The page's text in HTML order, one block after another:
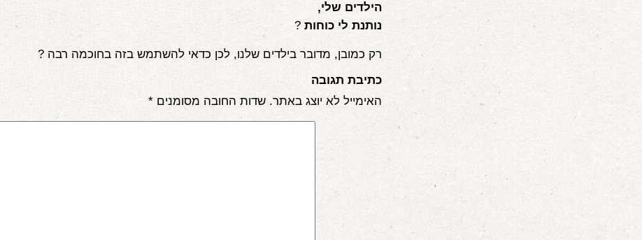
הילדים שלי,
נותנת לי כוחות ?
רק כמובן, מדובר בילדים שלנו, לכן כדאי להשתמש בזה בחוכמה רבה ?
כתיבת תגובה
האימייל לא יוצג באתר. שדות החובה מסומנים *